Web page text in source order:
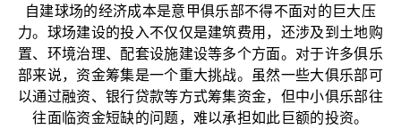
自建球场的经济成本是意甲俱乐部不得不面对的巨大压
力。球场建设的投入不仅仅是建筑费用，还涉及到土地购
置、环境治理、配套设施建设等多个方面。对于许多俱乐
部来说，资金筹集是一个重大挑战。虽然一些大俱乐部可
以通过融资、银行贷款等方式筹集资金，但中小俱乐部往
往面临资金短缺的问题，难以承担如此巨额的投资。